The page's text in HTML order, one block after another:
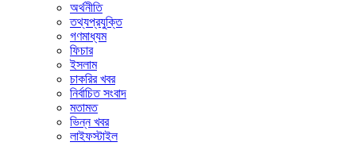
অর্থনীতি
তথ্যপ্রযুক্তি
গণমাধ্যম
ফিচার
ইসলাম
চাকরির খবর
নির্বাচিত সংবাদ
মতামত
ভিন্ন খবর
লাইফস্টাইল